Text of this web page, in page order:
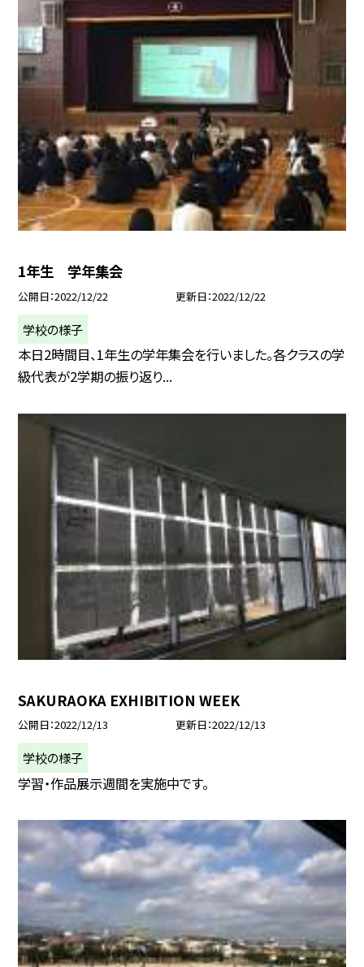
1年生 学年集会
公開日 2022/12/22 更新日 2022/12/22
学校の様子
本日2時間目、1年生の学年集会を行いました。各クラスの学
級代表が2学期の振り返り...
SAKURAOKA EXHIBITION WEEK
公開日 2022/12/13 更新日 2022/12/13
学校の様子
学習・作品展示週間を実施中です。